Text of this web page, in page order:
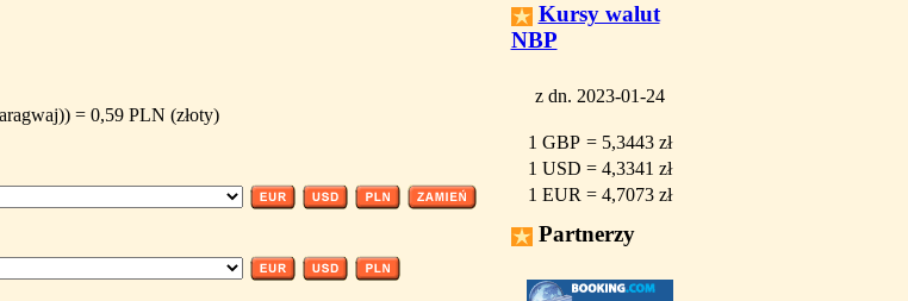
= 0,59 PLN (złoty)
Kursy walut
NBP
z dn. 2023-01-24
1 GBP = 5,3443 zł
1 USD = 4,3341 zł
1 EUR = 4,7073 zł
Partnerzy